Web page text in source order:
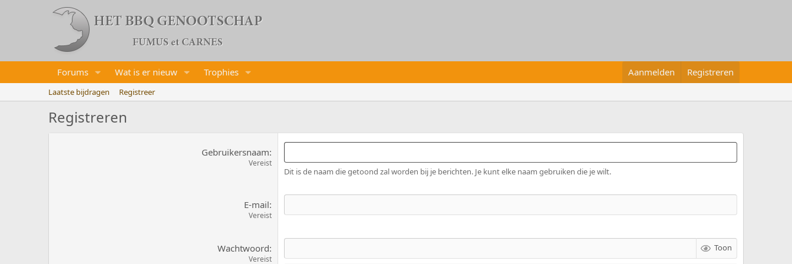
Forums Wat is er nieuw Trophies Aanmelden Registreren
Laatste bijdragen Registreer
Registreren
Gebruikersnaam
Vereist
Dit is de naam die getoond zal worden bij je berichten. Je kunt elke naam gebruiken die je wilt.
E-mail
Vereist
Wachtwoord
Vereist
Toon